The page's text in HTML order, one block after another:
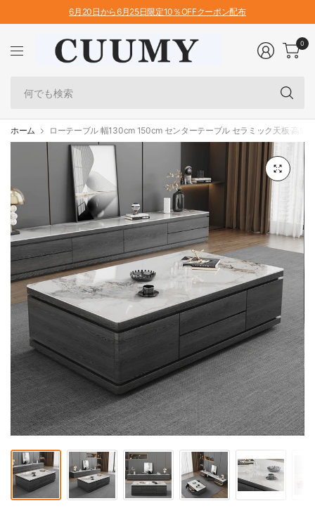
6月20日から6月25日限定10％OFFクーポン配布
索
0
ホーム ローテーブル 幅130cm 150cm センターテーブル セラミック天板 高級